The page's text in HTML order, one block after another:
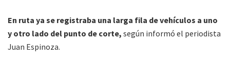
En ruta ya se registraba una larga fila de vehículos a uno
y otro lado del punto de corte, según informó el periodista
Juan Espinoza.